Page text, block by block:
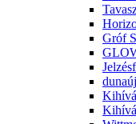
Gróf